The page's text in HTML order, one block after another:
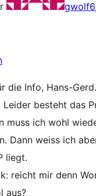
die Info, Hans-
besteht das
muss ich wohl
Dann weiss ich
liegt.
reicht mir denn
aus?